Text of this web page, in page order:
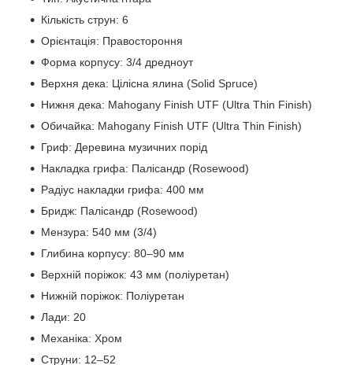
Кількість струн: 6
Орієнтація: Правостороння
Форма корпусу: 3/4 дредноут
Верхня дека: Цілісна ялина (Solid Spruce)
Нижня дека: Mahogany Finish UTF (Ultra Thin Finish)
Обичайка: Mahogany Finish UTF (Ultra Thin Finish)
Гриф: Деревина музичних порід
Накладка грифа: Палісандр (Rosewood)
Радіус накладки грифа: 400 мм
Бридж: Палісандр (Rosewood)
Мензура: 540 мм (3/4)
Глибина корпусу: 80–90 мм
Верхній поріжок: 43 мм (поліуретан)
Нижній поріжок: Поліуретан
Лади: 20
Механіка: Хром
Струни: 12–52